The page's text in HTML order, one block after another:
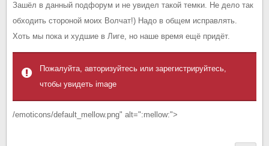
Зашёл в данный подфорум и не увидел такой темки. Не дело так
обходить стороной моих Волчат!) Надо в общем исправлять.
Хоть мы пока и худшие в Лиге, но наше время ещё придёт.
Пожалуйта, авторизуйтесь или зарегистрируйтесь,
чтобы увидеть image
/emoticons/default_mellow.png" alt=":mellow:">